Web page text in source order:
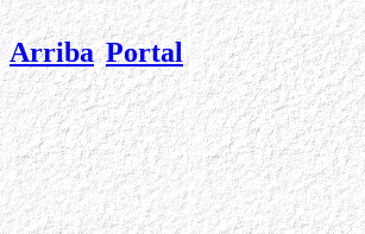
Arriba Portal